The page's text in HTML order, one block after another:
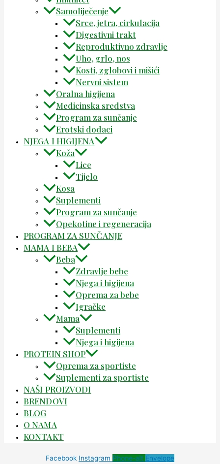
Samoliječenje
Srce, jetra, cirkulacija
Digestivni trakt
Reproduktivno zdravlje
Uho, grlo, nos
Kosti, zglobovi i mišići
Nervni sistem
Oralna higijena
Medicinska sredstva
Program za sunčanje
Erotski dodaci
NJEGA I HIGIJENA
Koža
Lice
Tijelo
Kosa
Suplementi
Program za sunčanje
Opekotine i regeneracija
PROGRAM ZA SUNČANJE
MAMA I BEBA
Beba
Zdravlje bebe
Njega i higijena
Oprema za bebe
Igračke
Mama
Suplementi
Njega i higijena
PROTEIN SHOP
Oprema za sportiste
Suplementi za sportiste
NAŠI PROIZVODI
BRENDOVI
BLOG
O NAMA
KONTAKT
Facebook Instagram Phone-alt Envelope